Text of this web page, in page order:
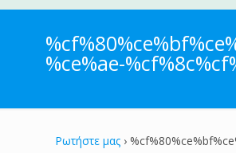
%ce%ae-
Ρωτήστε μας ›